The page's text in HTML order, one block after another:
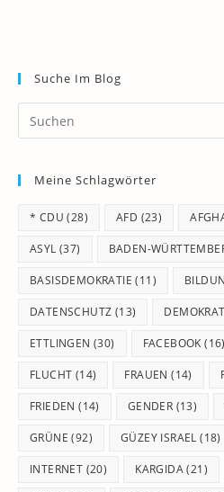
Suche Im Blog
Meine Schlagwörter
* CDU (28) AFD (23)
ASYL (37) BADEN-
BASISDEMOKRATIE (11)
DATENSCHUTZ (13)
ETTLINGEN (30) FACEBOOK (16)
FLUCHT (14) FRAUEN (14)
FRIEDEN (14) GENDER (13)
GRÜNE (92) GÜZEY ISRAEL (18)
INTERNET (20) KARGIDA(21)